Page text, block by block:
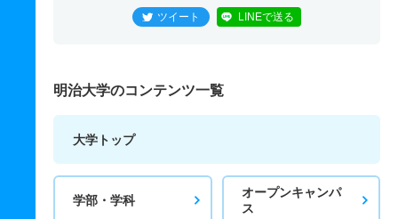
ツイート LINEで送る
明治大学のコンテンツ一覧
大学トップ
学部・学科
オープンキャンパ
ス